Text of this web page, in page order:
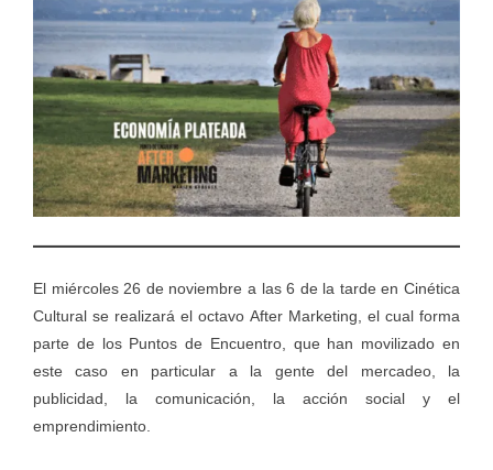
El miércoles 26 de noviembre a las 6 de la tarde en Cinética
Cultural se realizará el octavo After Marketing, el cual forma
parte de los Puntos de Encuentro, que han movilizado en
este caso en particular a la gente del mercadeo, la
publicidad, la comunicación, la acción social y el
emprendimiento.